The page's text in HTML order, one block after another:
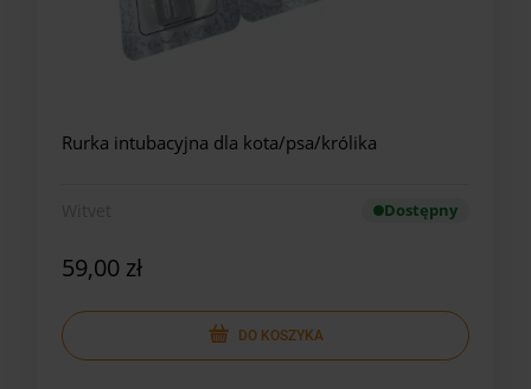
Rurka intubacyjna dla kota/psa/królika
Dostępny
59,00 zł
DO KOSZYKA